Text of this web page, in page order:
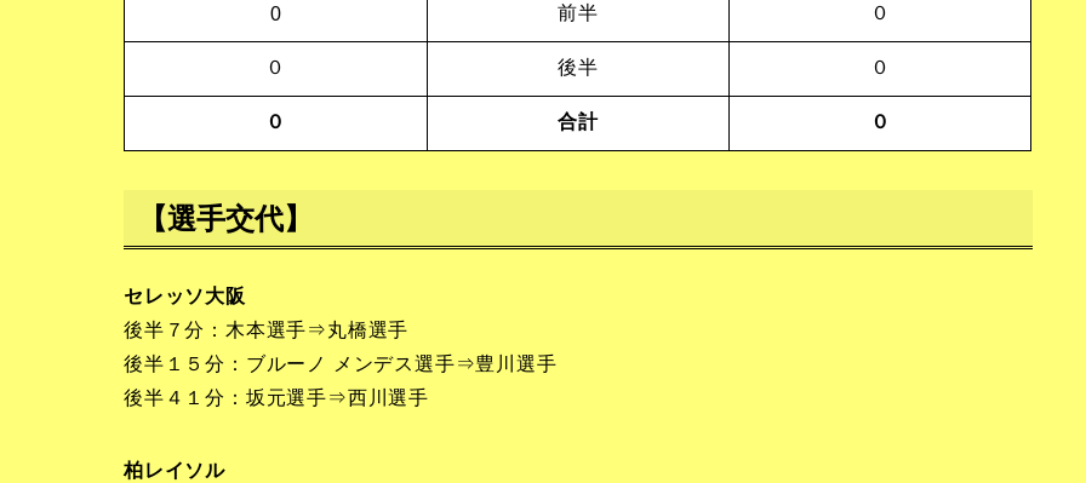
0 前半 ０
０ 後半 ０
０ 合計 ０
【選手交代】
セレッソ大阪
後半７分：木本選手⇒丸橋選手
後半１５分：ブルーノ メンデス選手⇒豊川選手
後半４１分：坂元選手⇒西川選手
柏レイソル